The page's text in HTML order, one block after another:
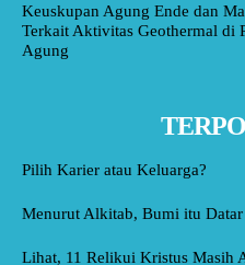
Keuskupan Agung Ende dan
Terkait Aktivitas Geothermal di
Agung
Pilih Karier atau Keluarga?
Menurut Alkitab, Bumi itu Datar
Lihat, 11 Relikui Kristus Masih